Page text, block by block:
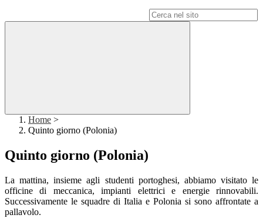
Home >
Quinto giorno (Polonia)
Quinto giorno (Polonia)
La mattina, insieme agli studenti portoghesi, abbiamo visitato le
officine di meccanica, impianti elettrici e energie rinnovabili.
Successivamente le squadre di Italia e Polonia si sono affrontate a
pallavolo.